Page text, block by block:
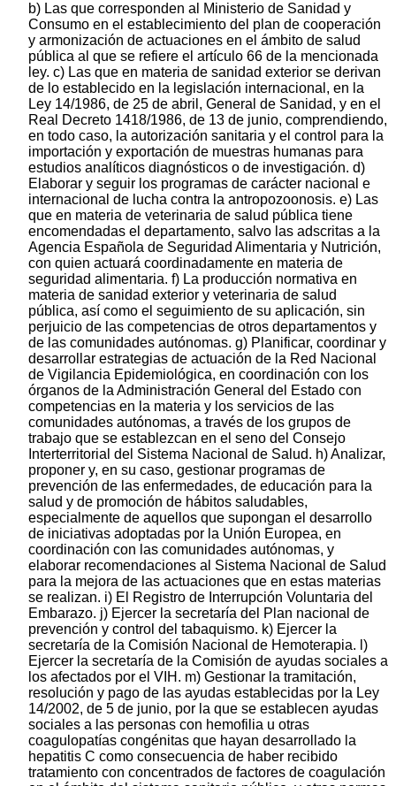
b) Las que corresponden al Ministerio de Sanidad y
Consumo en el establecimiento del plan de cooperación
y armonización de actuaciones en el ámbito de salud
pública al que se refiere el artículo 66 de la mencionada
ley. c) Las que en materia de sanidad exterior se derivan
de lo establecido en la legislación internacional, en la
Ley 14/1986, de 25 de abril, General de Sanidad, y en el
Real Decreto 1418/1986, de 13 de junio, comprendiendo,
en todo caso, la autorización sanitaria y el control para la
importación y exportación de muestras humanas para
estudios analíticos diagnósticos o de investigación. d)
Elaborar y seguir los programas de carácter nacional e
internacional de lucha contra la antropozoonosis. e) Las
que en materia de veterinaria de salud pública tiene
encomendadas el departamento, salvo las adscritas a la
Agencia Española de Seguridad Alimentaria y Nutrición,
con quien actuará coordinadamente en materia de
seguridad alimentaria. f) La producción normativa en
materia de sanidad exterior y veterinaria de salud
pública, así como el seguimiento de su aplicación, sin
perjuicio de las competencias de otros departamentos y
de las comunidades autónomas. g) Planificar, coordinar y
desarrollar estrategias de actuación de la Red Nacional
de Vigilancia Epidemiológica, en coordinación con los
órganos de la Administración General del Estado con
competencias en la materia y los servicios de las
comunidades autónomas, a través de los grupos de
trabajo que se establezcan en el seno del Consejo
Interterritorial del Sistema Nacional de Salud. h) Analizar,
proponer y, en su caso, gestionar programas de
prevención de las enfermedades, de educación para la
salud y de promoción de hábitos saludables,
especialmente de aquellos que supongan el desarrollo
de iniciativas adoptadas por la Unión Europea, en
coordinación con las comunidades autónomas, y
elaborar recomendaciones al Sistema Nacional de Salud
para la mejora de las actuaciones que en estas materias
se realizan. i) El Registro de Interrupción Voluntaria del
Embarazo. j) Ejercer la secretaría del Plan nacional de
prevención y control del tabaquismo. k) Ejercer la
secretaría de la Comisión Nacional de Hemoterapia. l)
Ejercer la secretaría de la Comisión de ayudas sociales a
los afectados por el VIH. m) Gestionar la tramitación,
resolución y pago de las ayudas establecidas por la Ley
14/2002, de 5 de junio, por la que se establecen ayudas
sociales a las personas con hemofilia u otras
coagulopatías congénitas que hayan desarrollado la
hepatitis C como consecuencia de haber recibido
tratamiento con concentrados de factores de coagulación